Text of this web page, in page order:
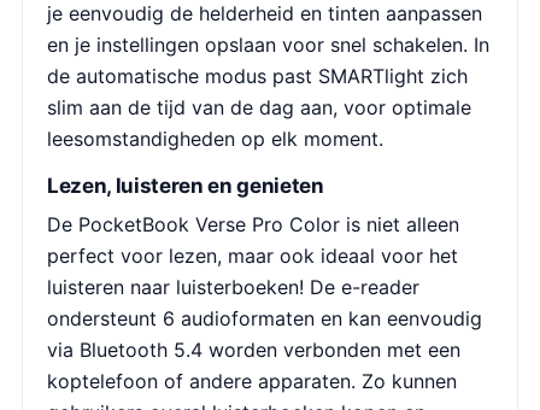
je eenvoudig de helderheid en tinten aanpassen
en je instellingen opslaan voor snel schakelen. In
de automatische modus past SMARTlight zich
slim aan de tijd van de dag aan, voor optimale
leesomstandigheden op elk moment.
Lezen, luisteren en genieten
De PocketBook Verse Pro Color is niet alleen
perfect voor lezen, maar ook ideaal voor het
luisteren naar luisterboeken! De e-reader
ondersteunt 6 audioformaten en kan eenvoudig
via Bluetooth 5.4 worden verbonden met een
koptelefoon of andere apparaten. Zo kunnen